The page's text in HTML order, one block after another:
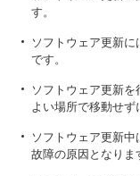
す。
ソフトウェア更新
です。
ソフトウェア更新
よい場所で移動せず
ソフトウェア更新中
故障の原因となりま